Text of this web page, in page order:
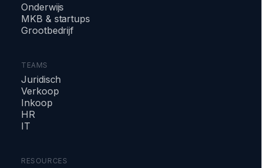
Onderwijs
MKB & startups
Grootbedrijf
TEAMS
Juridisch
Verkoop
Inkoop
HR
IT
RESOURCES